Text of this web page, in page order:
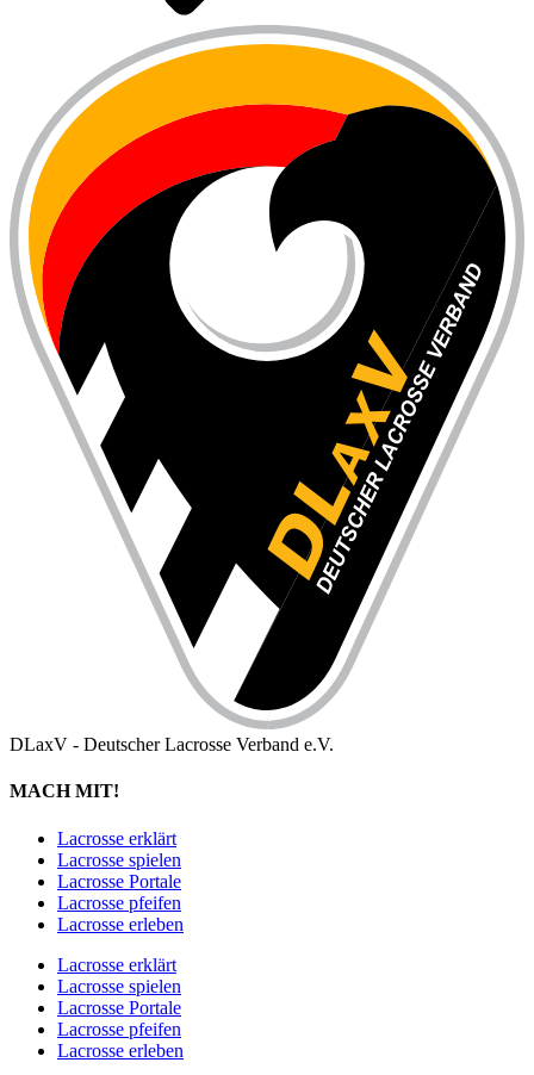
DLaxV - Deutscher Lacrosse Verband e.V.
MACH MIT!
Lacrosse erklärt
Lacrosse spielen
Lacrosse Portale
Lacrosse pfeifen
Lacrosse erleben
Lacrosse erklärt
Lacrosse spielen
Lacrosse Portale
Lacrosse pfeifen
Lacrosse erleben